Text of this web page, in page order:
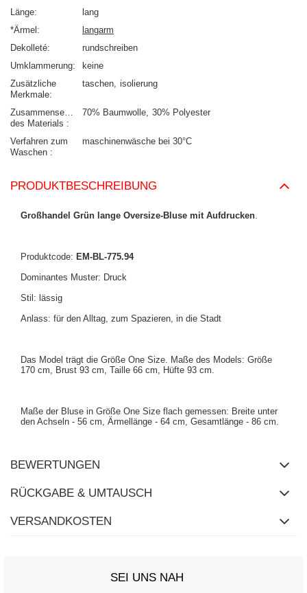
Länge
lang
*Ärmel
langarm
Dekolleté
rundschreiben
Umklammerung
keine
Zusätzliche
Merkmale
taschen isolierung
Zusammensetzung
des Materials
70% Baumwolle 30% Polyester
Verfahren zum
Waschen
maschinenwäsche bei 30°C
PRODUKTBESCHREIBUNG
Großhandel Grün lange Oversize-Bluse mit Aufdrucken
Produktcode: EM-BL-775.94
Dominantes Muster: Druck
Stil: lässig
Anlass: für den Alltag, zum Spazieren, in die Stadt
Das Model trägt die Größe One Size. Maße des Models: Größe
170 cm, Brust 93 cm, Taille 66 cm, Hüfte 93 cm.
Maße der Bluse in Größe One Size flach gemessen: Breite unter
den Achseln - 56 cm, Ärmellänge - 64 cm, Gesamtlänge - 86 cm.
BEWERTUNGEN
RÜCKGABE & UMTAUSCH
VERSANDKOSTEN
SEI UNS NAH